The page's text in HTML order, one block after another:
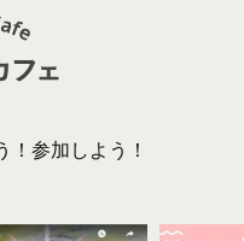
！参加しよう！